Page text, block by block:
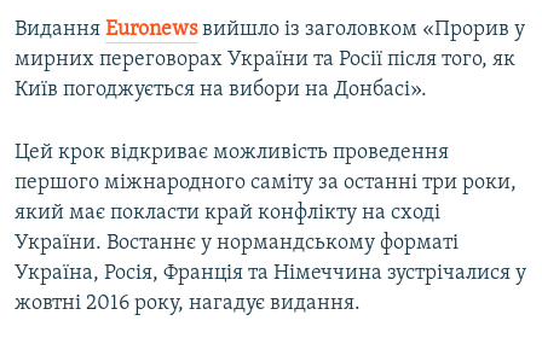
Видання Euronewsвийшло із заголовком «Прорив у
мирних переговорах України та Росії після того, як
Київ погоджується на вибори на Донбасі».
Цей крок відкриває можливість проведення
першого міжнародного саміту за останні три роки,
який має покласти край конфлікту на сході
України. Востаннє у нормандському форматі
Україна, Росія, Франція та Німеччина зустрічалися у
жовтні 2016 року, нагадує видання.